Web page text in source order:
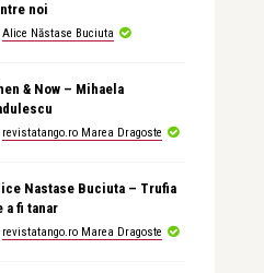
noi
Alice Năstase Buciuta
& Now – Mihaela
revistatango.ro Marea Dragoste
Nastase Buciuta – Trufia
a fi tanar
revistatango.ro Marea Dragoste